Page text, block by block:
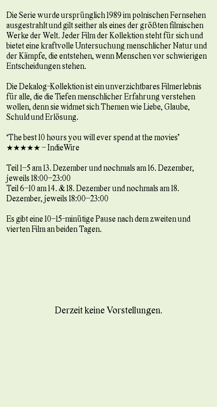
Derzeit keine Vorstellungen.
Die Serie wurde ursprünglich 1989 im polnischen Fernsehen
ausgestrahlt und gilt seither als eines der größten filmischen
Werke der Welt. Jeder Film der Kollektion steht für sich und
bietet eine kraftvolle Untersuchung menschlicher Natur und
der Kämpfe, die entstehen, wenn Menschen vor schwierigen
Entscheidungen stehen.
Die Dekalog-Kollektion ist ein unverzichtbares Filmerlebnis
für alle, die die Tiefen menschlicher Erfahrung verstehen
wollen, denn sie widmet sich Themen wie Liebe, Glaube,
Schuld und Erlösung.
“The best 10 hours you will ever spend at the movies”
★★★★★ – IndieWire
Teil 1–5 am 13. Dezember und nochmals am 16. Dezember,
jeweils 18:00–23:00
Teil 6–10 am 14. & 18. Dezember und nochmals am 18.
Dezember, jeweils 18:00–23:00
Es gibt eine 10–15-minütige Pause nach dem zweiten und
vierten Film an beiden Tagen.